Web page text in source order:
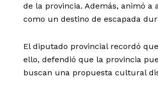
de la provincia. Además, animó a
como un destino de escapada
El diputado provincial recordó
ello, defendió que la provincia
buscan una propuesta cultural